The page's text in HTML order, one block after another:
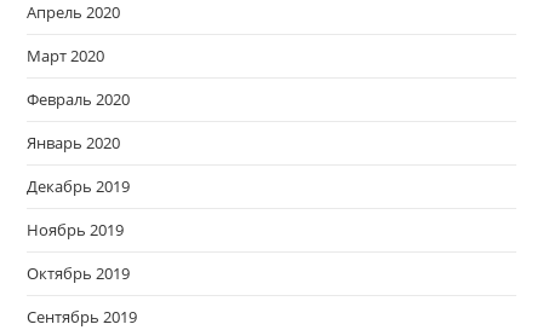
Апрель 2020
Март 2020
Февраль 2020
Январь 2020
Декабрь 2019
Ноябрь 2019
Октябрь 2019
Сентябрь 2019